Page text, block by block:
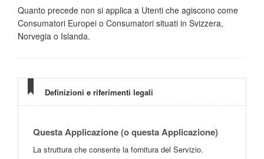
Quanto precede non si applica a Utenti che agiscono come
Consumatori Europei o Consumatori situati in Svizzera,
Norvegia o Islanda.
Definizioni e riferimenti legali
Questa Applicazione (o questa Applicazione)
La struttura che consente la fornitura del Servizio.